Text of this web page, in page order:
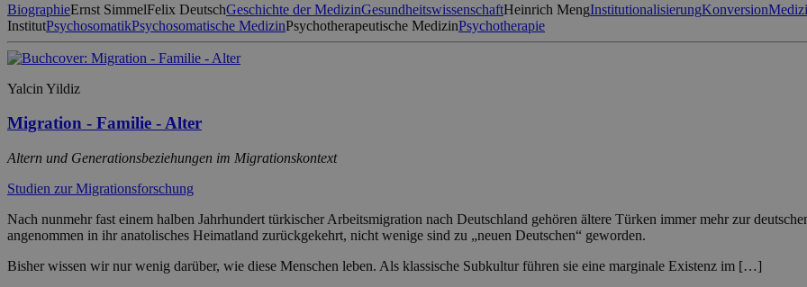
BiographieErnst SimmelFelix DeutschGeschichte der MedizinGesundheitswissenschaftHeinrich MengInstitutionalisierungKonversion
InstitutPsychosomatikPsychosomatische MedizinPsychotherapeutische MedizinPsychotherapie
Yalcin Yildiz
Migration - Familie - Alter
Altern und Generationsbeziehungen im Migrationskontext
Studien zur Migrationsforschung
Nach nunmehr fast einem halben Jahrhundert türkischer Arbeitsmigration nach Deutschland gehören ältere Türken immer mehr zur
angenommen in ihr anatolisches Heimatland zurückgekehrt, nicht wenige sind zu „neuen Deutschen“ geworden.
Bisher wissen wir nur wenig darüber, wie diese Menschen leben. Als klassische Subkultur führen sie eine marginale Existenz im […]